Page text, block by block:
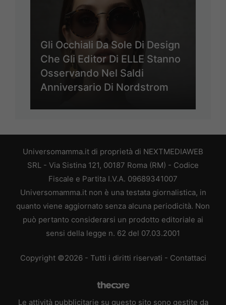
Gli Occhiali Da Sole Di Design
Che Gli Editor Di ELLE Stanno
Osservando Nel Saldi
Anniversario Di Nordstrom
Universomamma.it di proprietà di NEXTMEDIAWEB
SRL - Via Sistina 121, 00187 Roma (RM) - Codice
Fiscale e Partita I.V.A. 09689341007
Universomamma.it non è una testata giornalistica, in
quanto viene aggiornato senza alcuna periodicità. Non
può pertanto considerarsi un prodotto editoriale ai
sensi della legge n. 62 del 07.03.2001
Copyright ©2026 - Tutti i diritti riservati - Contattaci
Le attività pubblicitarie su questo sito sono gestite da